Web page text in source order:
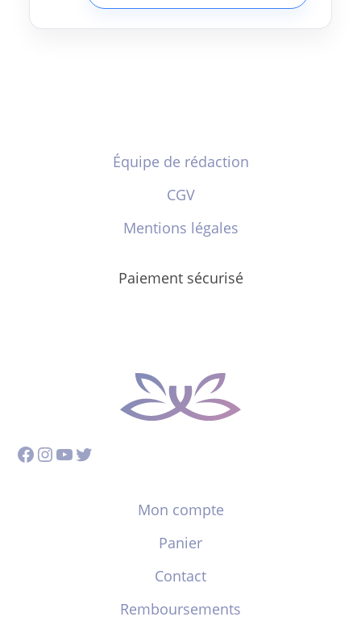
Équipe de rédaction
CGV
Mentions légales
Paiement sécurisé
Facebook
Instagram
YouTube
Twitter
Mon compte
Panier
Contact
Remboursements